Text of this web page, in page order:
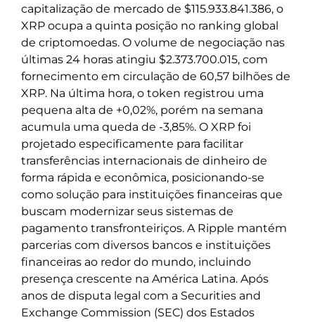
capitalização de mercado de $115.933.841.386, o
XRP ocupa a quinta posição no ranking global
de criptomoedas. O volume de negociação nas
últimas 24 horas atingiu $2.373.700.015, com
fornecimento em circulação de 60,57 bilhões de
XRP. Na última hora, o token registrou uma
pequena alta de +0,02%, porém na semana
acumula uma queda de -3,85%. O XRP foi
projetado especificamente para facilitar
transferências internacionais de dinheiro de
forma rápida e econômica, posicionando-se
como solução para instituições financeiras que
buscam modernizar seus sistemas de
pagamento transfronteiriços. A Ripple mantém
parcerias com diversos bancos e instituições
financeiras ao redor do mundo, incluindo
presença crescente na América Latina. Após
anos de disputa legal com a Securities and
Exchange Commission (SEC) dos Estados